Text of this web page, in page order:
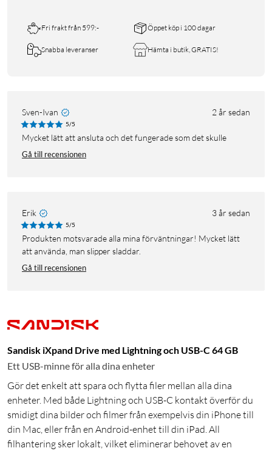
Fri frakt från 599:- Öppet köp i 100 dagar
Snabba leveranser Hämta i butik, GRATIS!
Sven-Ivan 2 år sedan
5/5
mycket lätt att ansluta och det fungerade som det skulle
Gå till recensionen
Erik 3 år sedan
5/5
Produkten motsvarade alla mina förväntningar! Mycket lätt
att använda, man slipper sladdar.
Gå till recensionen
Sandisk iXpand Drive med Lightning och USB-C 64 GB
Ett USB-minne för alla dina enheter
Gör det enkelt att spara och flytta filer mellan alla dina
enheter. Med både Lightning och USB-C kontakt överför du
smidigt dina bilder och filmer från exempelvis din iPhone till
din Mac, eller från en Android-enhet till din iPad. All
filhantering sker lokalt, vilket eliminerar behovet av en